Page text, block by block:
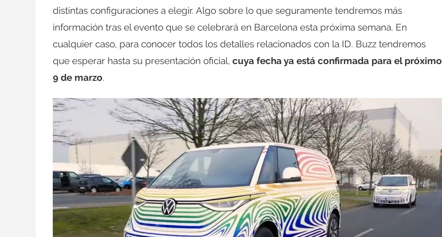
distintas configuraciones a elegir. Algo sobre lo que seguramente tendremos más
información tras el evento que se celebrará en Barcelona esta próxima semana. En
cualquier caso, para conocer todos los detalles relacionados con la ID. Buzz tendremos
que esperar hasta su presentación oficial, cuya fecha ya está confirmada para el próximo
9 de marzo.